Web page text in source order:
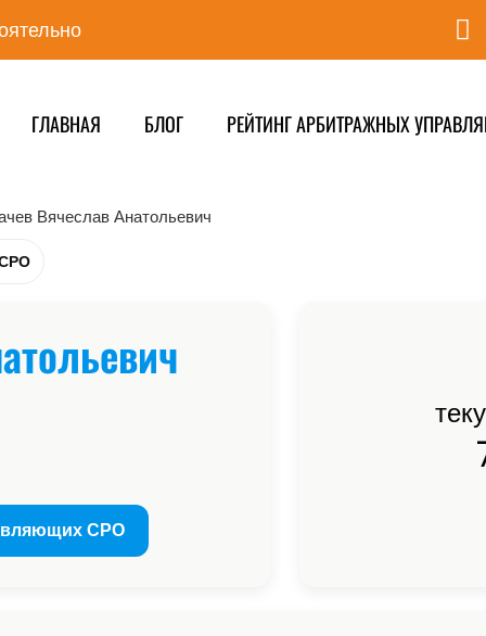
ГЛАВНАЯ БЛОГ РЕЙТИНГ АРБИТРАЖНЫХ
Вячеслав Анатольевич
СРО